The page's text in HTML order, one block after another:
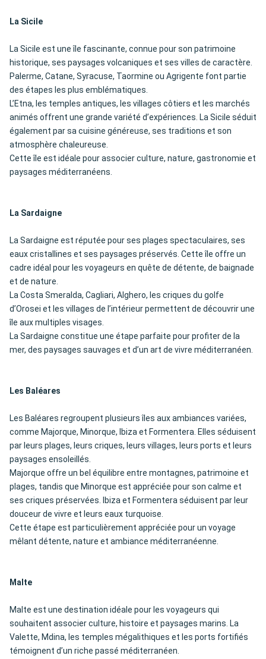
La Sicile
La Sicile est une île fascinante, connue pour son patrimoine
historique, ses paysages volcaniques et ses villes de caractère.
Palerme, Catane, Syracuse, Taormine ou Agrigente font partie
des étapes les plus emblématiques.
L’Etna, les temples antiques, les villages côtiers et les marchés
animés offrent une grande variété d’expériences. La Sicile séduit
également par sa cuisine généreuse, ses traditions et son
atmosphère chaleureuse.
Cette île est idéale pour associer culture, nature, gastronomie et
paysages méditerranéens.
La Sardaigne
La Sardaigne est réputée pour ses plages spectaculaires, ses
eaux cristallines et ses paysages préservés. Cette île offre un
cadre idéal pour les voyageurs en quête de détente, de baignade
et de nature.
La Costa Smeralda, Cagliari, Alghero, les criques du golfe
d’Orosei et les villages de l’intérieur permettent de découvrir une
île aux multiples visages.
La Sardaigne constitue une étape parfaite pour profiter de la
mer, des paysages sauvages et d’un art de vivre méditerranéen.
Les Baléares
Les Baléares regroupent plusieurs îles aux ambiances variées,
comme Majorque, Minorque, Ibiza et Formentera. Elles séduisent
par leurs plages, leurs criques, leurs villages, leurs ports et leurs
paysages ensoleillés.
Majorque offre un bel équilibre entre montagnes, patrimoine et
plages, tandis que Minorque est appréciée pour son calme et
ses criques préservées. Ibiza et Formentera séduisent par leur
douceur de vivre et leurs eaux turquoise.
Cette étape est particulièrement appréciée pour un voyage
mêlant détente, nature et ambiance méditerranéenne.
Malte
Malte est une destination idéale pour les voyageurs qui
souhaitent associer culture, histoire et paysages marins. La
Valette, Mdina, les temples mégalithiques et les ports fortifiés
témoignent d’un riche passé méditerranéen.